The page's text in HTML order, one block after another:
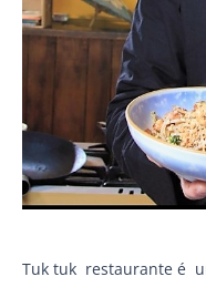
Tuk tuk restaurante é